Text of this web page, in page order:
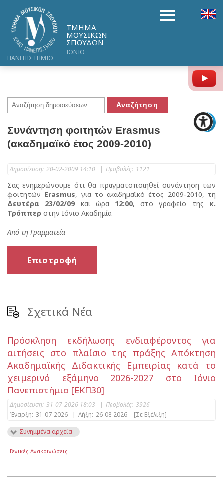
ΤΜΗΜΑ
ΜΟΥΣΙΚΩΝ
ΣΠΟΥΔΩΝ
ΙΟΝΙΟ
ΠΑΝΕΠΙΣΤΗΜΙΟ
Συνάντηση φοιτητών Erasmus
(ακαδημαϊκό έτος 2009-2010)
Δημοσίευση: 20-02-2009 14:10 | Προβολές: 1121
Σας ενημερώνουμε ότι θα πραγματοποιηθεί συνάντηση των
φοιτητών Erasmus, για το ακαδημαϊκό έτος 2009-2010, τη
Δευτέρα 23/02/09 και ώρα 12:00, στο γραφείο της κ.
Τρόππερ στην Ιόνιο Ακαδημία.
Από τη Γραμματεία
Επιστροφή
Σχετικά Νέα
Πρόσκληση εκδήλωσης ενδιαφέροντος για
αιτήσεις στο πλαίσιο της πράξης Απόκτηση
Ακαδημαϊκής Διδακτικής Εμπειρίας κατά το
χειμερινό εξάμηνο 2026-2027 στο Ιόνιο
Πανεπιστήμιο [ΕΚΠ30]
Δημοσίευση: 31-07-2026 18:03 | Προβολές: 3926
Έναρξη: 31-07-2026 | Λήξη: 26-08-2026
[Σε Εξέλιξη]
Συνημμένα αρχεία
Γενικές Ανακοινώσεις